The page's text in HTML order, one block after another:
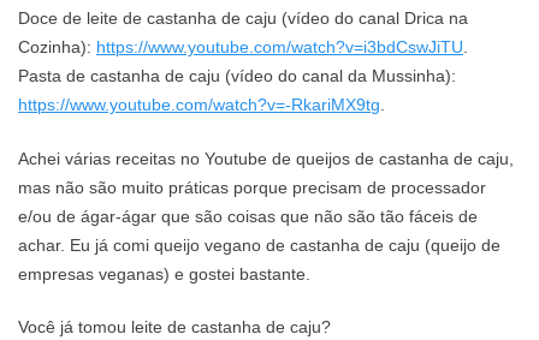
Doce de leite de castanha de caju (vídeo do canal Drica na
Cozinha): https://www.youtube.com/watch?v=i3bdCswJiTU.
Pasta de castanha de caju (vídeo do canal da Mussinha):
https://www.youtube.com/watch?v=-RkariMX9tg.
Achei várias receitas no Youtube de queijos de castanha de caju,
mas não são muito práticas porque precisam de processador
e/ou de ágar-ágar que são coisas que não são tão fáceis de
achar. Eu já comi queijo vegano de castanha de caju (queijo de
empresas veganas) e gostei bastante.
Você já tomou leite de castanha de caju?